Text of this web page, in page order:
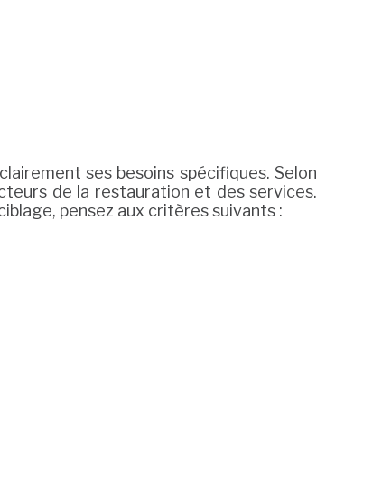
ses besoins spécifiques. Selon
de la restauration et des services.
pensez aux critères suivants :